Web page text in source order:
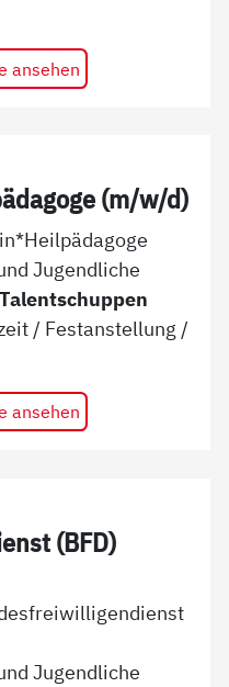
ansehen
(m/w/d)
Jugendliche
/ Festanstellung /
ansehen
(BFD)
Jugendliche